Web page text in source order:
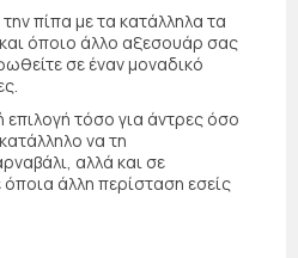
πίπα με τα κατάλληλα τα
όποιο άλλο αξεσουάρ σας
σε έναν μοναδικό
επιλογή τόσο για άντρες όσο
να τη
αλλά και σε
άλλη περίσταση εσείς